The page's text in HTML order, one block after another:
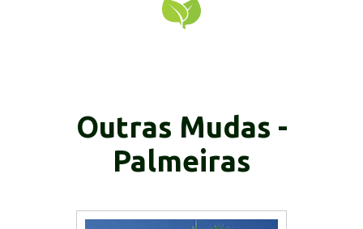
Outras Mudas -
Palmeiras